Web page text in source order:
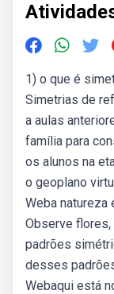
1) o que é
Simetrias de
a aulas
família para
os alunos na
o geoplano
Weba natureza
Observe
padrões
desses
Webaqui está